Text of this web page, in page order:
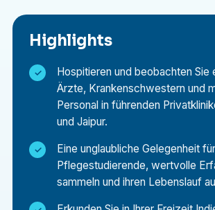
Behandlungsansätze.
Das Gesundheitswesen in einem
Erleben Sie aus erster Hand, wie
Ressourcenherausforderungen
wie Patienten unterschiedlicher
Herkunft behandelt werden und
und private Gesundheitswesen
Verbessern Sie Ihr Karriereprofil
Ein internationales Praktikum oder
Highlights
Hospitieren und beobachten Sie
Ärzte, Krankenschwestern und
Personal in führenden
und Jaipur.
Eine unglaubliche Gelegenheit
Pflegestudierende, wertvolle
sammeln und ihren Lebenslauf